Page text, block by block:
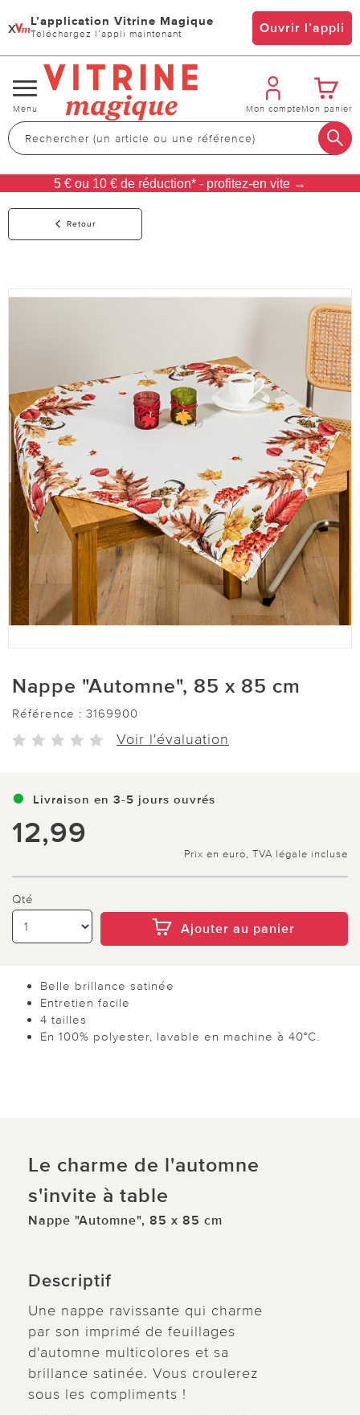
x L’application Vitrine Magique
Téléchargez l’appli maintenant Ouvrir l’appli
Changer
de
navigation
Menu Mon compteMon panier
5 € ou 10 € de réduction* - profitez-en vite →
Retour
Nappe "Automne", 85 x 85 cm
Référence : 3169900
Voir l'évaluation
Livraison en 3-5 jours ouvrés
12,99
Prix en euro, TVA légale incluse
Qté
Ajouter au panier
Belle brillance satinée
Entretien facile
4 tailles
En 100% polyester, lavable en machine à 40°C.
Le charme de l'automne
s'invite à table
Nappe "Automne", 85 x 85 cm
Descriptif
Une nappe ravissante qui charme
par son imprimé de feuillages
d'automne multicolores et sa
brillance satinée. Vous croulerez
sous les compliments !